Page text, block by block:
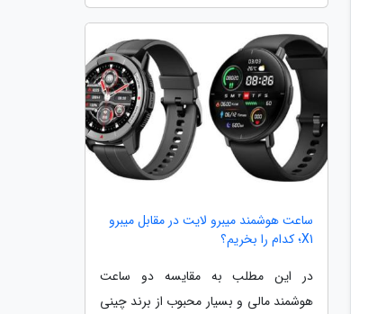
ساعت هوشمند میبرو لایت در مقابل میبرو
X1؛ کدام را بخریم؟
در این مطلب به مقایسه دو ساعت
هوشمند مالی و بسیار محبوب از برند چینی